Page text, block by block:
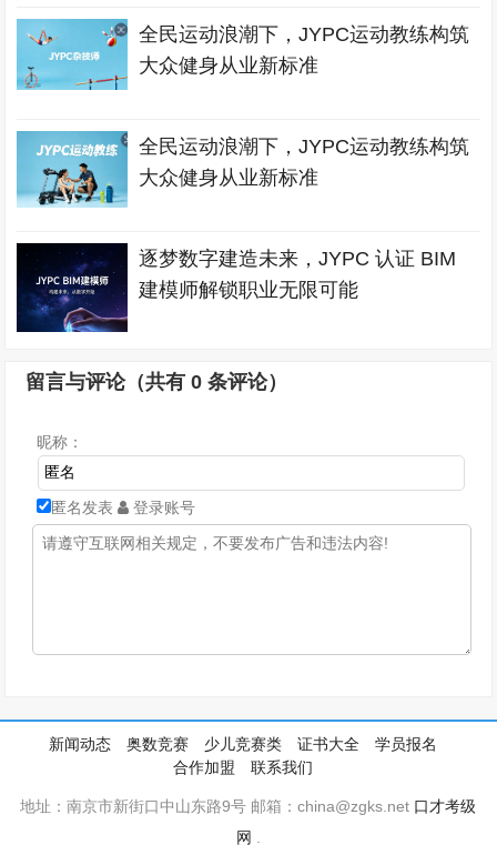
全民运动浪潮下，JYPC运动教练构筑
大众健身从业新标准
全民运动浪潮下，JYPC运动教练构筑
大众健身从业新标准
逐梦数字建造未来，JYPC 认证 BIM
建模师解锁职业无限可能
留言与评论（共有0 条评论）
昵称：
匿名发表 登录账号
新闻动态 奥数竞赛 少儿竞赛类 证书大全
学员报名
合作加盟
联系我们
地址：南京市新街口中山东路9号 邮箱：china@zgks.net 口才考级
网